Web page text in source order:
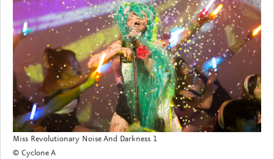
Miss Revolutionary Noise And Darkness 1
© Cyclone A